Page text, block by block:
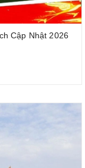
Cập Nhật 2026